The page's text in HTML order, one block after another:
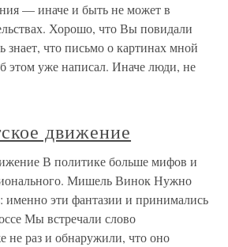
— иначе и быть не может в
Хорошо, что Вы повидали
знает, что письмо о картинах мной
этом уже написал. Иначе люди, не
движение
В политике больше мифов и
Мишель Винок Нужно
именно эти фантазии и принимались
Мы встречали слово
не раз и обнаружили, что оно